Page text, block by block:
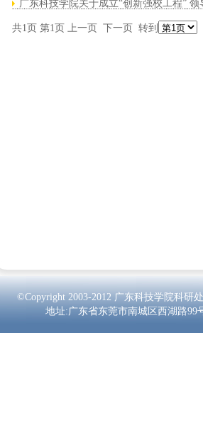
广东科技学院关于成立“创新强校工程” 领
共1 页 第1 页 上一页 下一页 转到
©Copyright 2003-2012 广东科技学院科研处
地址:广东省东莞市南城区西湖路99